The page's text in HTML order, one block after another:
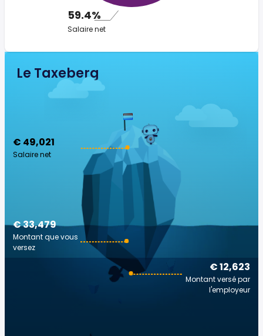
59.4%
Salaire net
Le Taxeberg
€ 49,021
Salaire net
€ 12,623
Montant versé par
l'employeur
€ 33,479
Montant que vous
versez